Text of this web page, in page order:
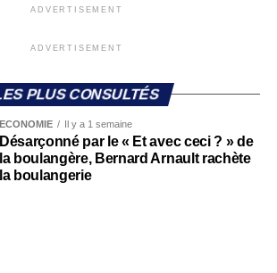
ADVERTISEMENT
ADVERTISEMENT
PLUS CONSULTÉS
ECONOMIE Il y a 1 semaine
Désarçonné par le « Et avec ceci ? » de
la boulangère, Bernard Arnault rachète
la boulangerie